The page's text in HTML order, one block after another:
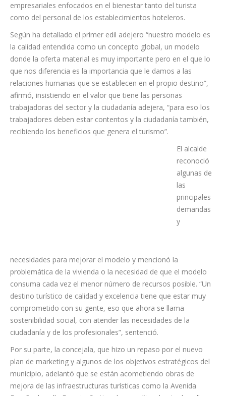
empresariales enfocados en el bienestar tanto del turista
como del personal de los establecimientos hoteleros.
Según ha detallado el primer edil adejero “nuestro modelo es
la calidad entendida como un concepto global, un modelo
donde la oferta material es muy importante pero en el que lo
que nos diferencia es la importancia que le damos a las
relaciones humanas que se establecen en el propio destino”,
afirmó, insistiendo en el valor que tiene las personas
trabajadoras del sector y la ciudadanía adejera, “para eso los
trabajadores deben estar contentos y la ciudadanía también,
recibiendo los beneficios que genera el turismo”.
El alcalde
reconoció
algunas de
las
principales
demandas
y
necesidades para mejorar el modelo y mencionó la
problemática de la vivienda o la necesidad de que el modelo
consuma cada vez el menor número de recursos posible. “Un
destino turístico de calidad y excelencia tiene que estar muy
comprometido con su gente, eso que ahora se llama
sostenibilidad social, con atender las necesidades de la
ciudadanía y de los profesionales”, sentenció.
Por su parte, la concejala, que hizo un repaso por el nuevo
plan de marketing y algunos de los objetivos estratégicos del
municipio, adelantó que se están acometiendo obras de
mejora de las infraestructuras turísticas como la Avenida